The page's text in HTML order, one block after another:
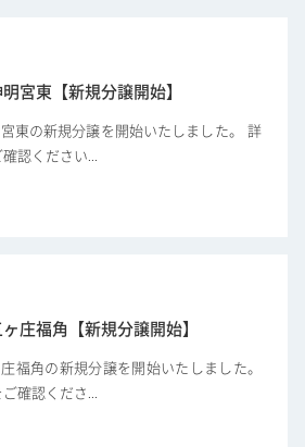
宮東【新規分譲開始】
宮東の新規分譲を開始いたしました。 詳
認ください...
庄福角【新規分譲開始】
庄福角の新規分譲を開始いたしました。
確認くださ...